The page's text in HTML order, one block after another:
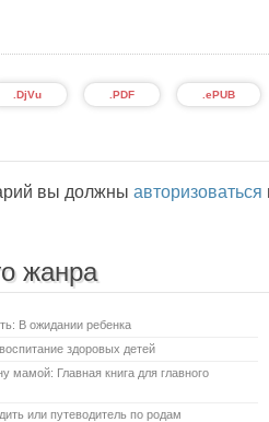
.ePUB
.PDF
.DjVu
вы должны авторизоваться
жанра
В ожидании ребенка
здоровых детей
мамой: Главная книга для главного
или путеводитель по родам